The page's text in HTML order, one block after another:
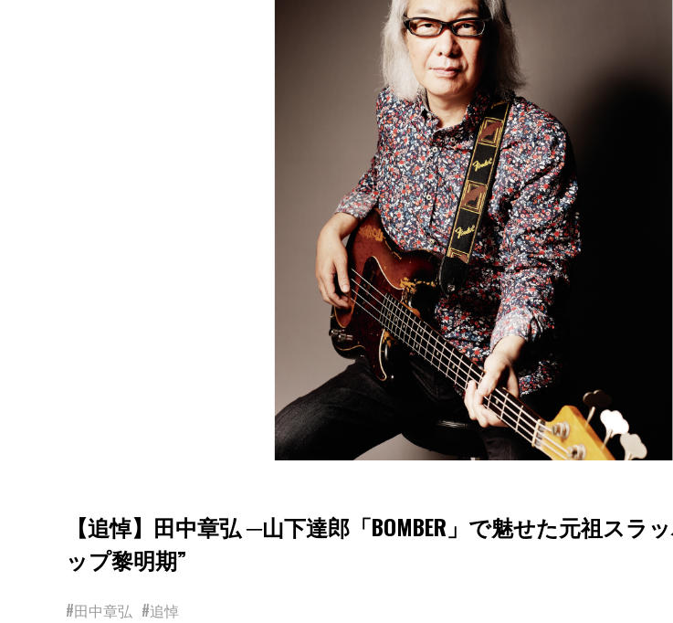
【追悼】田中章弘 ─山下達郎「BOMBER」で魅せた元祖スラ
ップ黎明期”
#田中章弘 #追悼